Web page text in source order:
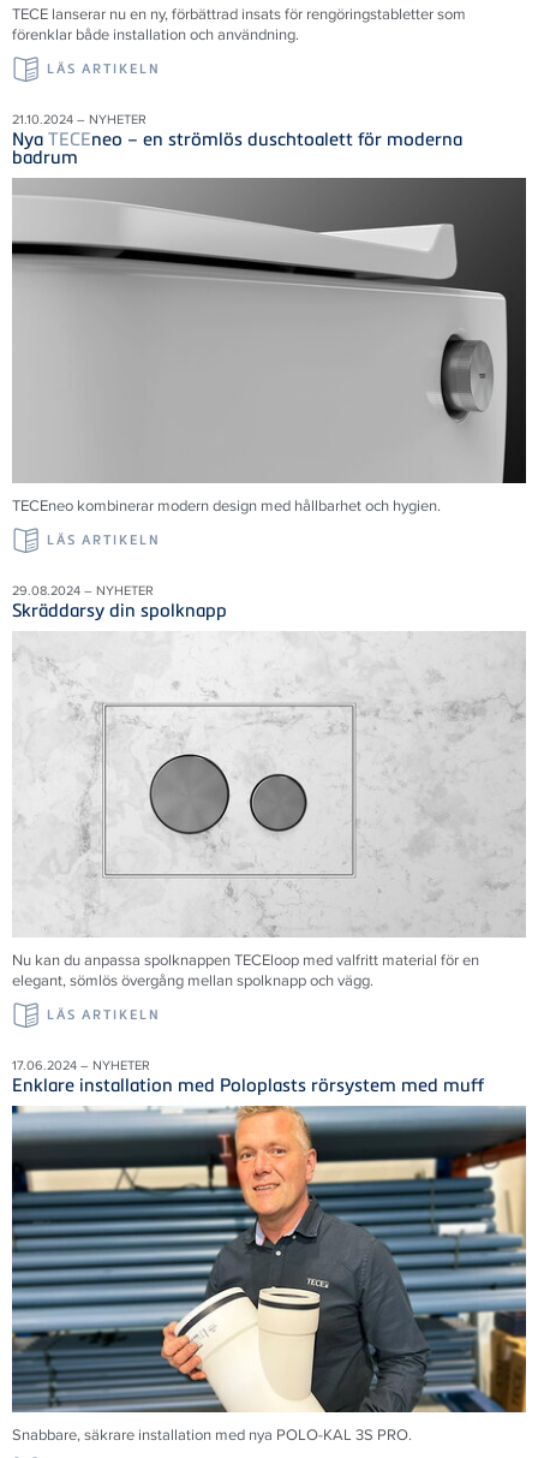
TECE lanserar nu en ny, förbättrad insats för rengöringstabletter som
förenklar både installation och användning.
LÄS ARTIKELN
21.10.2024 – NYHETER
Nya TECEneo – en strömlös duschtoalett för moderna
badrum
TECEneo kombinerar modern design med hållbarhet och hygien.
LÄS ARTIKELN
29.08.2024 – NYHETER
Skräddarsy din spolknapp
Nu kan du anpassa spolknappen TECEloop med valfritt material för en
elegant, sömlös övergång mellan spolknapp och vägg.
LÄS ARTIKELN
17.06.2024 – NYHETER
Enklare installation med Poloplasts rörsystem med muff
Snabbare, säkrare installation med nya POLO-KAL 3S PRO.